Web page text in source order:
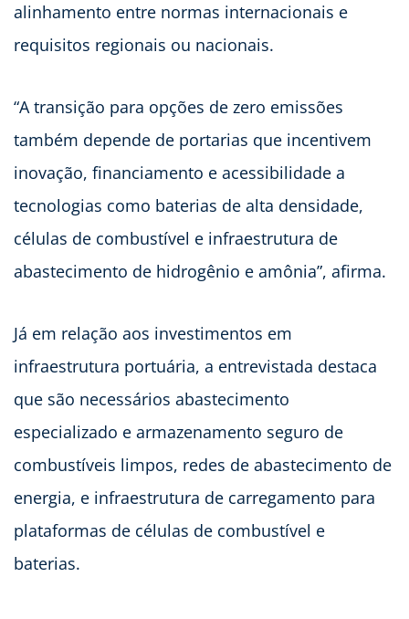
alinhamento entre normas internacionais e
requisitos regionais ou nacionais.
“A transição para opções de zero emissões
também depende de portarias que incentivem
inovação, financiamento e acessibilidade a
tecnologias como baterias de alta densidade,
células de combustível e infraestrutura de
abastecimento de hidrogênio e amônia”, afirma.
Já em relação aos investimentos em
infraestrutura portuária, a entrevistada destaca
que são necessários abastecimento
especializado e armazenamento seguro de
combustíveis limpos, redes de abastecimento de
energia, e infraestrutura de carregamento para
plataformas de células de combustível e
baterias.